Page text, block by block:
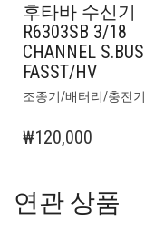
후타바 수신기
R6303SB 3/18
CHANNEL S.BUS
FASST/HV
조종기/배터리/충전기
₩120,000
연관 상품